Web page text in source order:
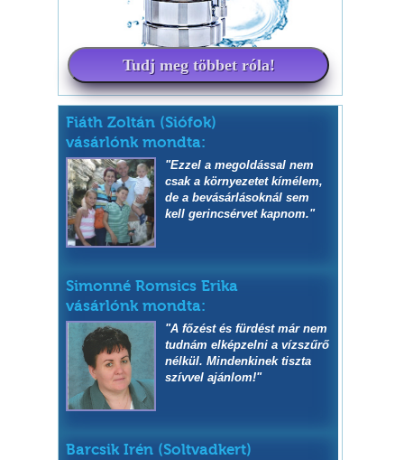
Tudj meg többet róla!
Fiáth Zoltán (Siófok)
vásárlónk mondta:
"Ezzel a megoldással nem
csak a környezetet kímélem,
de a bevásárlásoknál sem
kell gerincsérvet kapnom."
Simonné Romsics Erika
vásárlónk mondta:
"A főzést és fürdést már nem
tudnám elképzelni a vízszűrő
nélkül. Mindenkinek tiszta
szívvel ajánlom!"
Barcsik Irén (Soltvadkert)